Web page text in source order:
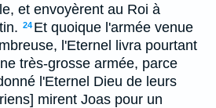
et envoyèrent au Roi à
24 Et quoique l'armée venue
l'Eternel livra pourtant
très-grosse armée, parce
l'Eternel Dieu de leurs
mirent Joas pour un